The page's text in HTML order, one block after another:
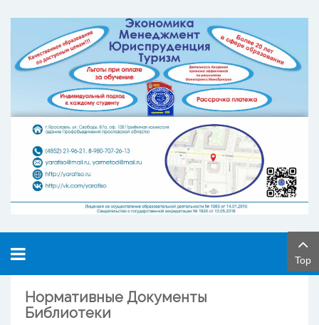
Нормативные Документы
Библиотеки
Top